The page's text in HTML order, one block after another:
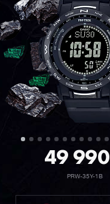
49 990
PRW-35Y-1B